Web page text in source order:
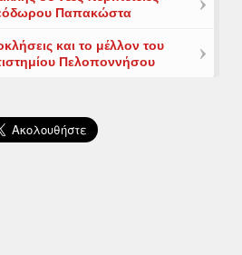
Παπακώστα
και το μέλλον του
Πελοποννήσου